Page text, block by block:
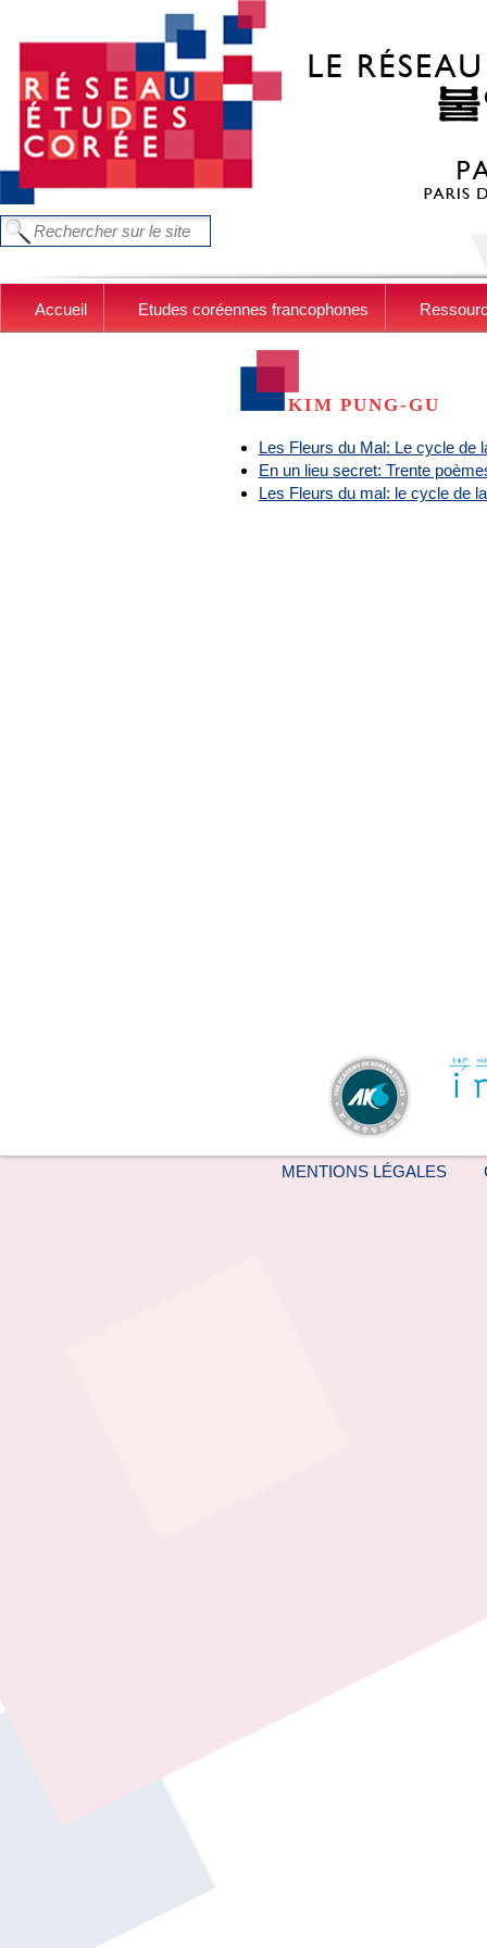
Aller au contenu principal
FORMULAIRE DE RECHERCHE
Chercher dans ce site
Accueil Etudes coréennes francophones
KIM PUNG-GU
Les Fleurs du Mal: Le cycle de
En un lieu secret: Trente
Les Fleurs du mal: le cycle de
MENTIONS LÉGALES